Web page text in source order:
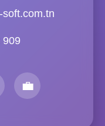
909
💼